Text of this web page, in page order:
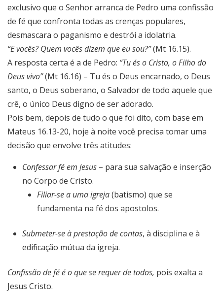
exclusivo que o Senhor arranca de Pedro uma confissão
de fé que confronta todas as crenças populares,
desmascara o paganismo e destrói a idolatria.
“E vocês? Quem vocês dizem que eu sou?”(Mt 16.15).
A resposta certa é a de Pedro: “Tu és o Cristo, o Filho do
Deus vivo”(Mt 16.16) – Tu és o Deus encarnado, o Deus
santo, o Deus soberano, o Salvador de todo aquele que
crê, o único Deus digno de ser adorado.
Pois bem, depois de tudo o que foi dito, com base em
Mateus 16.13-20, hoje à noite você precisa tomar uma
decisão que envolve três atitudes:
Confessar fé em Jesus – para sua salvação e inserção
no Corpo de Cristo.
Filiar-se a uma igreja(batismo) que se
fundamenta na fé dos apostolos.
Submeter-se à prestação de contas, à disciplina e à
edificação mútua da igreja.
Confissão de fé é o que se requer de todos, pois exalta a
Jesus Cristo.